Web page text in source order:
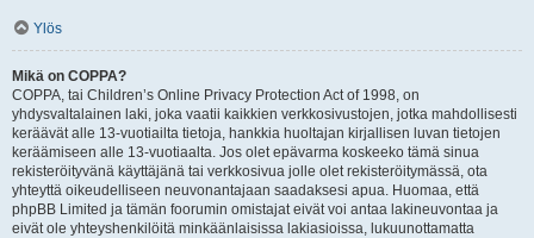
Ylös
Mikä on COPPA?
COPPA, tai Children’s Online Privacy Protection Act of 1998, on
yhdysvaltalainen laki, joka vaatii kaikkien verkkosivustojen, jotka mahdollisesti
keräävät alle 13-vuotiailta tietoja, hankkia huoltajan kirjallisen luvan tietojen
keräämiseen alle 13-vuotiaalta. Jos olet epävarma koskeeko tämä sinua
rekisteröityvänä käyttäjänä tai verkkosivua jolle olet rekisteröitymässä, ota
yhteyttä oikeudelliseen neuvonantajaan saadaksesi apua. Huomaa, että
phpBB Limited ja tämän foorumin omistajat eivät voi antaa lakineuvontaa ja
eivät ole yhteyshenkilöitä minkäänlaisissa lakiasioissa, lukuunottamatta